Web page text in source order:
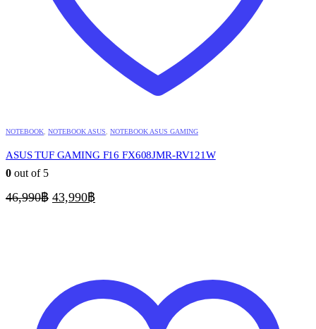
NOTEBOOK NOTEBOOK ASUS NOTEBOOK ASUS GAMING
ASUS TUF GAMING F16 FX608JMR-RV121W
0 out of 5
46,990฿ Original
price
43,990฿